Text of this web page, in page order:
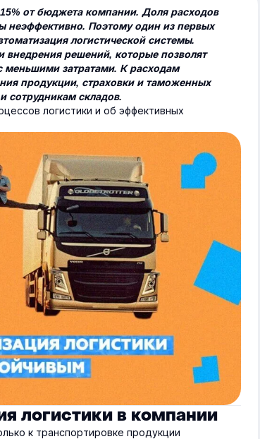
от бюджета компании. Доля расходов
неэффективно. Поэтому один из первых
логистической системы.
внедрения решений, которые позволят
меньшими затратами. К расходам
продукции, страховки и таможенных
сотрудникам складов.
логистики и об эффективных
логистики в компании
к транспортировке продукции